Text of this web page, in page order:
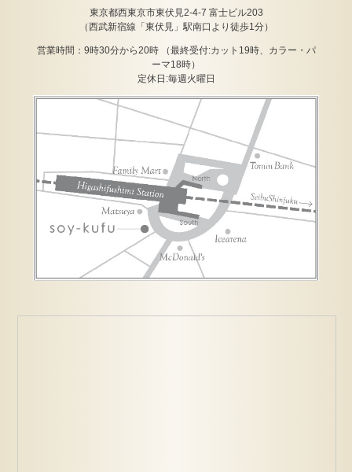
東京都西東京市東伏見2-4-7 富士ビル203
（西武新宿線「東伏見」駅南口より徒歩1分）
営業時間：9時30分から20時 （最終受付:カット19時、カラー・パ
ーマ18時）
定休日:毎週火曜日